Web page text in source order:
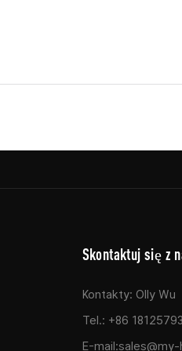
Skontaktuj się z
Kontakty: Olly Wu
Tel.: +86
E-mail: